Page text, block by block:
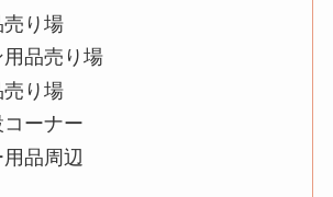
り場
品売り場
売り場
ーナー
品周辺